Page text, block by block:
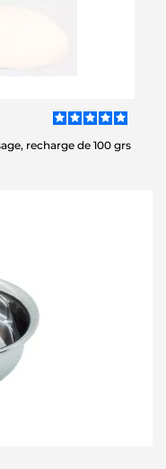
recharge de 100 grs